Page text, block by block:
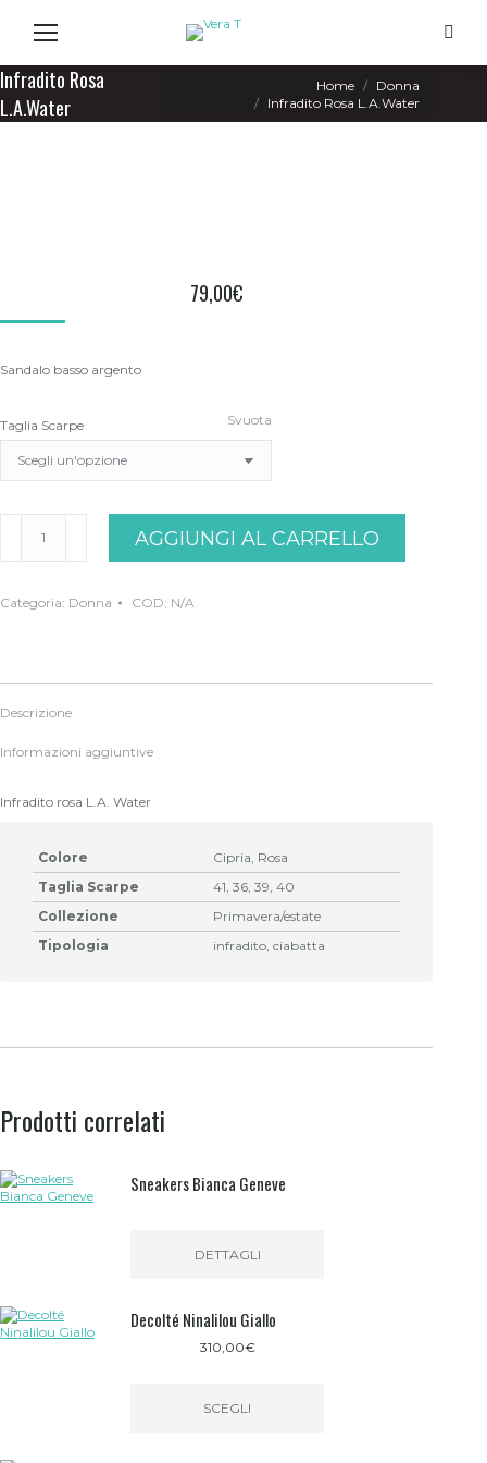
Search:
Infradito Rosa
L.A.Water
Home
Donna
Infradito Rosa L.A.Water
79,00€
Sandalo basso argento
Taglia Scarpe Svuota
AGGIUNGI AL CARRELLO
Categoria: Donna COD: N/A
Descrizione
Informazioni aggiuntive
Infradito rosa L.A. Water
Colore
Cipria, Rosa
Taglia Scarpe
41, 36, 39, 40
Collezione
Primavera/estate
Tipologia
infradito, ciabatta
Prodotti correlati
Sneakers Bianca Geneve
DETTAGLI
Decolté Ninalilou Giallo
310,00€
SCEGLI